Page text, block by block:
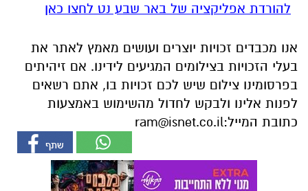
בפרסומינו צילום שיש לכם זכויות בו, אתם רשאים
כתובת המייל:ram@isnet.co.il
אולי יעניין אותך גם